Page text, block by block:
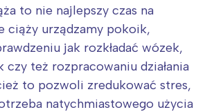
to nie najlepszy czas na
ciąży urządzamy pokoik,
jak rozkładać wózek,
też rozpracowaniu działania
to pozwoli zredukować stres,
natychmiastowego użycia